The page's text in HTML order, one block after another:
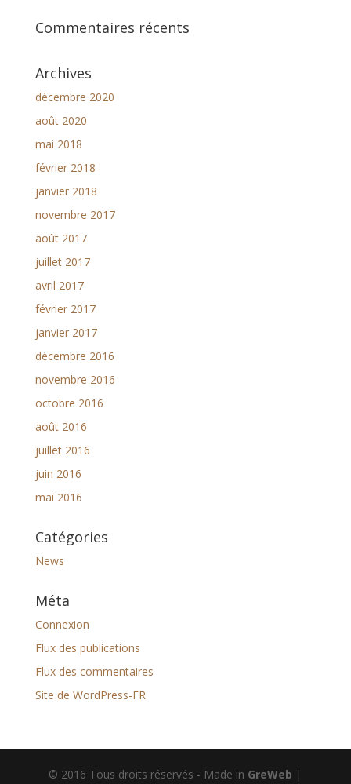
Commentaires récents
Archives
décembre 2020
août 2020
mai 2018
février 2018
janvier 2018
novembre 2017
août 2017
juillet 2017
avril 2017
février 2017
janvier 2017
décembre 2016
novembre 2016
octobre 2016
août 2016
juillet 2016
juin 2016
mai 2016
Catégories
News
Méta
Connexion
Flux des publications
Flux des commentaires
Site de WordPress-FR
© 2016 Tous droits réservés - Made in GreWeb |